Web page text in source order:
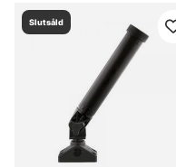
Slutsåld